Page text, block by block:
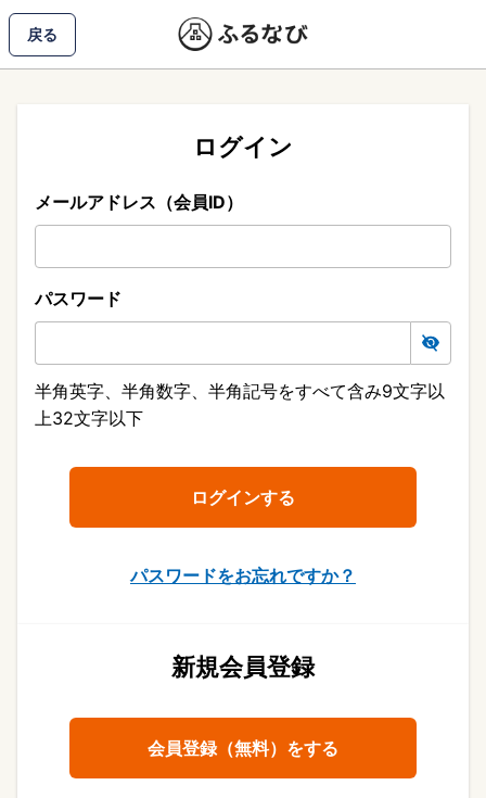
戻る
ログイン
メールアドレス（会員ID）
パスワード
半角英字、半角数字、半角記号をすべて含み9文字以
上32文字以下
パスワードをお忘れですか？
新規会員登録
会員登録（無料）をする